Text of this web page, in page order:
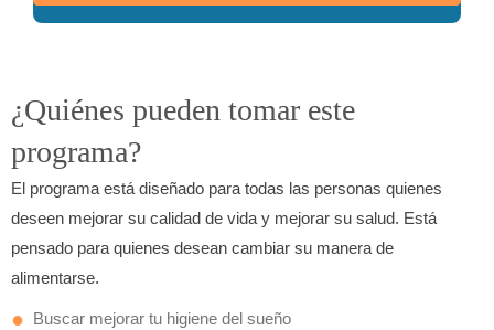
¿Quiénes pueden tomar este
programa?
El programa está diseñado para todas las personas quienes
deseen mejorar su calidad de vida y mejorar su salud. Está
pensado para quienes desean cambiar su manera de
alimentarse.
Buscar mejorar tu higiene del sueño